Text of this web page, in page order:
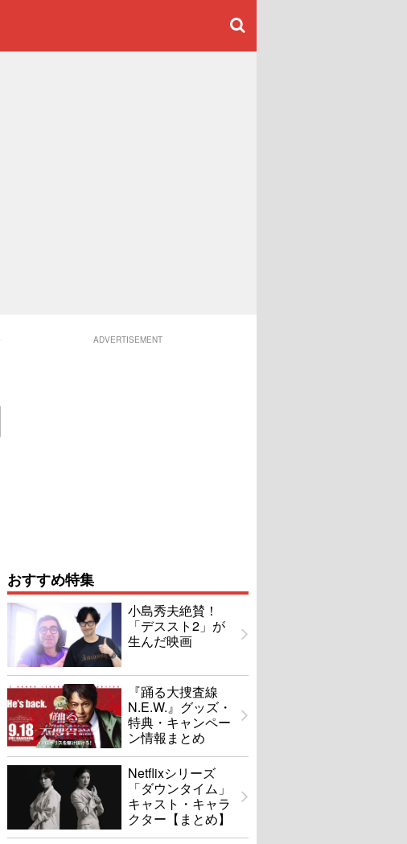
ADVERTISEMENT
おすすめ特集
小島秀夫絶賛！
「デススト2」が
生んだ映画
『踊る大捜査線
N.E.W.』グッズ・
特典・キャンペー
ン情報まとめ
Netflixシリーズ
「ダウンタイム」
キャスト・キャラ
クター【まとめ】